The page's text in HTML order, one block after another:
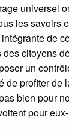
universel
les savoirs
de
citoyens
un
profiter de
bien pour
pour